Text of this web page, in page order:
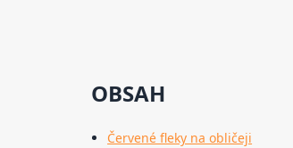
OBSAH
Červené fleky na obličeji